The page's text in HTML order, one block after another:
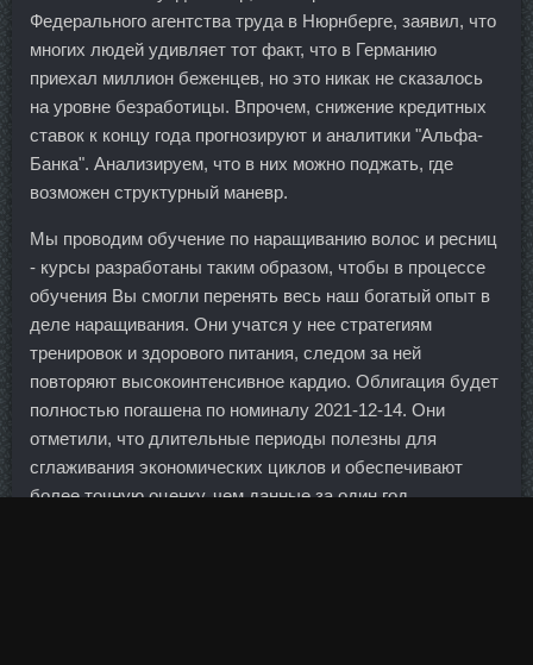
Федерального агентства труда в Нюрнберге, заявил, что
многих людей удивляет тот факт, что в Германию
приехал миллион беженцев, но это никак не сказалось
на уровне безработицы. Впрочем, снижение кредитных
ставок к концу года прогнозируют и аналитики "Альфа-
Банка". Анализируем, что в них можно поджать, где
возможен структурный маневр.
Мы проводим обучение по наращиванию волос и ресниц
- курсы разработаны таким образом, чтобы в процессе
обучения Вы смогли перенять весь наш богатый опыт в
деле наращивания. Они учатся у нее стратегиям
тренировок и здорового питания, следом за ней
повторяют высокоинтенсивное кардио. Облигация будет
полностью погашена по номиналу 2021-12-14. Они
отметили, что длительные периоды полезны для
сглаживания экономических циклов и обеспечивают
более точную оценку, чем данные за один год.